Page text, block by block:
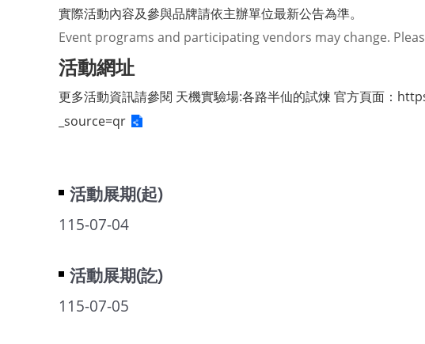
實際活動內容及參與品牌請依主辦單位最新公告為準。
Event programs and participating vendors may change.
活動網址
更多活動資訊請參閱 天機實驗場:各路半仙的試煉 官方頁面：
_source=qr
活動展期(起)
115-07-04
活動展期(訖)
115-07-05